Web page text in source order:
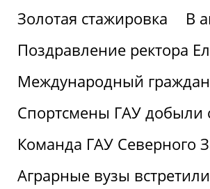
Золотая стажировка
В
Поздравление ректора
Международный
Спортсмены ГАУ добыли
Команда ГАУ Северного
Аграрные вузы